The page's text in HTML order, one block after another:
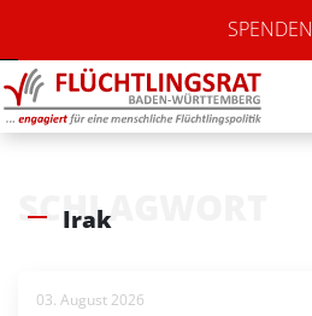
SPENDEN
SCHLAGWORT
Irak
03. August 2026